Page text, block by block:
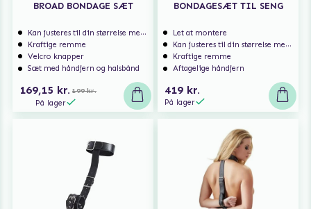
BROAD BONDAGE SÆT
Kan justeres til din størrelse med spænderne
Kraftige remme
Velcro knapper
Sæt med håndjern og halsbånd
169,15 kr. 199 kr.
På lager
BONDAGESÆT TIL SENG
Let at montere
Kan justeres til din størrelse med spænderne
Kraftige remme
Aftagelige håndjern
419 kr.
På lager